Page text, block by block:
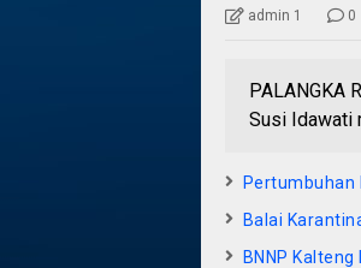
admin 1 0
PALANGKA
Susi Idawati
Pertumbuhan
Balai
BNNP